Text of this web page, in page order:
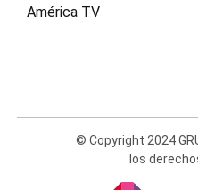
América TV
© Copyright 2024
los